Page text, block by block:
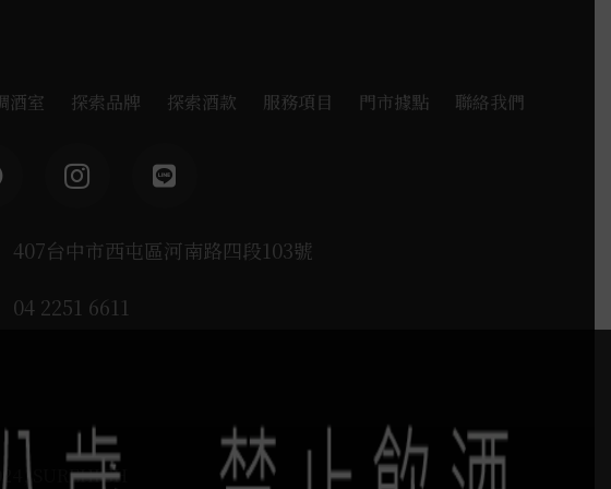
酒室 探索品牌 探索酒款 服務項目 門市據點 聯絡我們
407台中市西屯區河南路四段103號
04 2251 6611
SUREHIGH